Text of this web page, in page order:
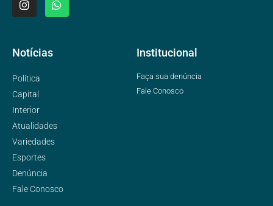
Notícias
Política
Capital
Interior
Atualidades
Variedades
Esportes
Denúncia
Fale Conosco
Institucional
Faça sua denúncia
Fale Conosco